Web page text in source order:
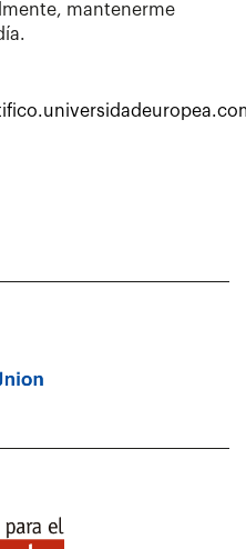
mantenerme